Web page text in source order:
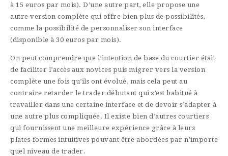
à 15 euros par mois). D’une autre part, elle propose une
autre version complète qui offre bien plus de possibilités,
comme la possibilité de personnaliser son interface
(disponible à 30 euros par mois).
On peut comprendre que l’intention de base du courtier était
de faciliter l’accès aux novices puis migrer vers la version
complète une fois qu’ils ont évolué, mais cela peut au
contraire retarder le trader débutant qui s’est habitué à
travailler dans une certaine interface et de devoir s’adapter à
une autre plus compliquée. Il existe bien d’autres courtiers
qui fournissent une meilleure expérience grâce à leurs
plates-formes intuitives pouvant être abordées par n’importe
quel niveau de trader.